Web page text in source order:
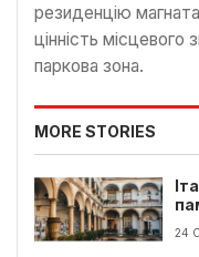
резиденцію
цінність місцевого
паркова зона.
MORE STORIES
24